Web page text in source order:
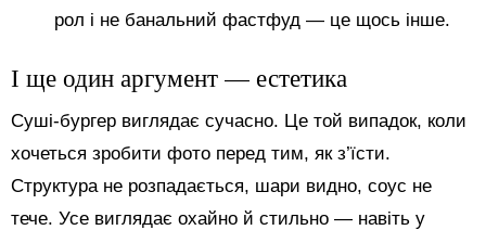
рол і не банальний фастфуд — це щось інше.
І ще один аргумент — естетика
Суші-бургер виглядає сучасно. Це той випадок, коли
хочеться зробити фото перед тим, як з’їсти.
Структура не розпадається, шари видно, соус не
тече. Усе виглядає охайно й стильно — навіть у